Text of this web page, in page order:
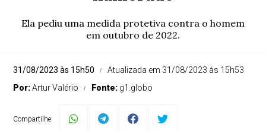
Ela pediu uma medida protetiva contra o homem
em outubro de 2022.
31/08/2023 às 15h50
Atualizada em 31/08/2023 às 15h53
Por:Artur Valério Fonte: g1.globo
Compartilhe: